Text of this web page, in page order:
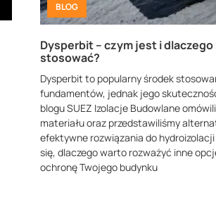
BLOG
Dysperbit – czym jest i
stosować?
Dysperbit to popularny środek
fundamentów, jednak jego
blogu SUEZ Izolacje Budowlane
materiału oraz przedstawiliśmy
efektywne rozwiązania do
się, dlaczego warto rozważyć inne
ochronę Twojego budynku